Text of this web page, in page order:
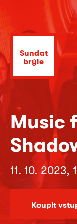
Sundat
brýle
Music
11. 10. 2023,
Koupit